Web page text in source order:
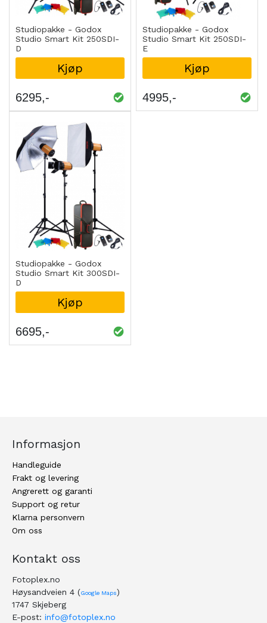
Studiopakke - Godox
Studio Smart Kit 250SDI-
D
Kjøp
6295
Studiopakke - Godox
Studio Smart Kit 250SDI-
E
Kjøp
4995
Studiopakke - Godox
Studio Smart Kit 300SDI-
D
Kjøp
6695
Informasjon
Handleguide
Frakt og levering
Angrerett og garanti
Support og retur
Klarna personvern
Om oss
Kontakt oss
Fotoplex.no
Høysandveien 4 (Google Maps)
1747 Skjeberg
E-post: info@fotoplex.no